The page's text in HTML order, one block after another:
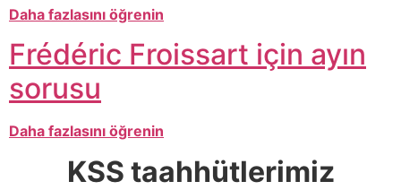
Daha fazlasını öğrenin
Frédéric Froissart için ayın
sorusu
Daha fazlasını öğrenin
KSS taahhütlerimiz